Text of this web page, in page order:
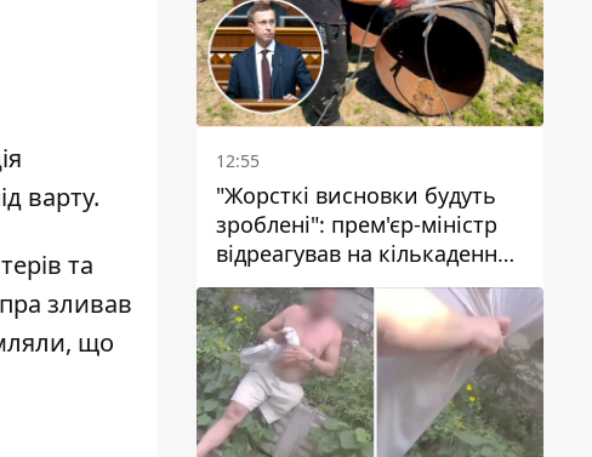
варту.
та
зливав
що
12:55
"Жорсткі висновки будуть
зроблені": прем'єр-міністр
відреагував на кількаденну
відсутність води у Марганці